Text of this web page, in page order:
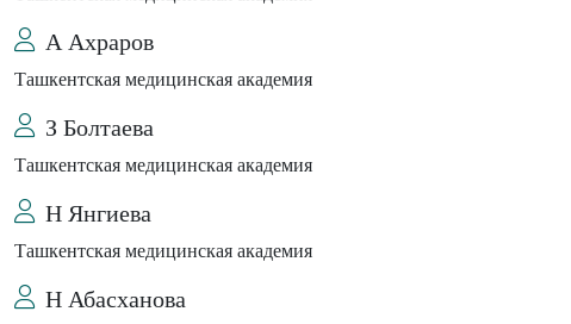
А Ахраров
Ташкентская медицинская академия
З Болтаева
Ташкентская медицинская академия
Н Янгиева
Ташкентская медицинская академия
Н Абасханова